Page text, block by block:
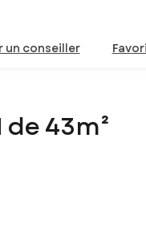
un conseiller
43m²